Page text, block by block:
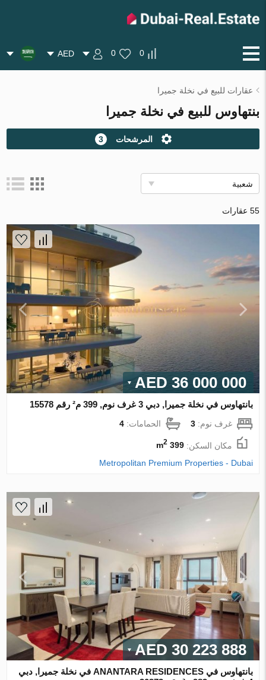
0
0
AED
عقارات للبيع في نخلة جميرا
بنتهاوس للبيع في نخلة جميرا
المرشحات 3
شعبية
55 عقارات
36 000 000 AED
بانتهاوس في نخلة جميرا, دبي 3 غرف نوم, 399 م² رقم 15578
غرف نوم:3 الحمامات:4
مكان السكن:399 m
2
Metropolitan Premium Properties - Dubai
30 223 888 AED
بانتهاوس في ANANTARA RESIDENCES في نخلة جميرا, دبي